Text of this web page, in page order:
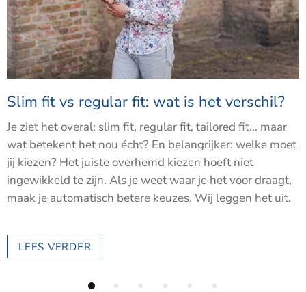
Slim fit vs regular fit: wat is het verschil?
Je ziet het overal: slim fit, regular fit, tailored fit… maar
wat betekent het nou écht? En belangrijker: welke moet
jij kiezen? Het juiste overhemd kiezen hoeft niet
ingewikkeld te zijn. Als je weet waar je het voor draagt,
maak je automatisch betere keuzes. Wij leggen het uit.
LEES VERDER